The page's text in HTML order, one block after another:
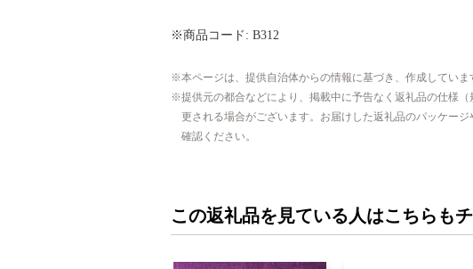
※商品コード: B312
本ページは、提供自治体からの情報に基づき、作成していま
提供元の都合などにより、掲載中に予告なく返礼品の仕様
更される場合がございます。お届けした返礼品のパッケー
確認ください。
この返礼品を見ている人はこちらも